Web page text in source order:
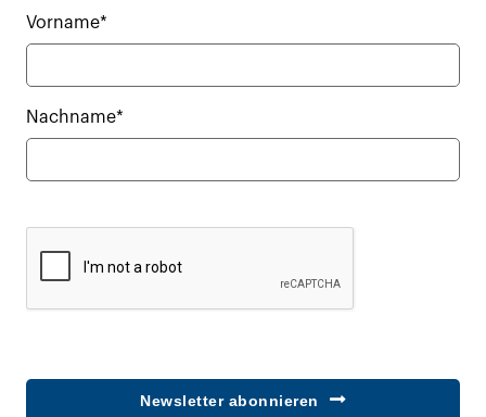
Vorname*
Nachname*
Newsletter abonnieren